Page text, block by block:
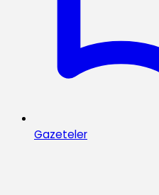
Gazeteler